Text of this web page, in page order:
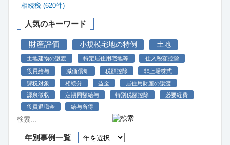
相続税 (620件)
人気のキーワード
財産評価 小規模宅地の特例 土地
土地建物の譲渡 特定居住用宅地等 仕入税額控除
役員給与 減価償却 税額控除
非上場株式
課税対象
相続分 益金
居住用財産の譲渡
源泉徴収
定期同額給与 特別税額控除
必要経費
役員退職金
給与所得
年別事例一覧